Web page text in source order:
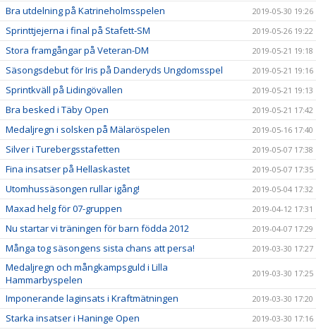
Bra utdelning på Katrineholmsspelen 2019-05-30 19:26
Sprinttjejerna i final på Stafett-SM 2019-05-26 19:22
Stora framgångar på Veteran-DM 2019-05-21 19:18
Säsongsdebut för Iris på Danderyds Ungdomsspel 2019-05-21 19:16
Sprintkväll på Lidingövallen 2019-05-21 19:13
Bra besked i Täby Open 2019-05-21 17:42
Medaljregn i solsken på Mälaröspelen 2019-05-16 17:40
Silver i Turebergsstafetten 2019-05-07 17:38
Fina insatser på Hellaskastet 2019-05-07 17:35
Utomhussäsongen rullar igång! 2019-05-04 17:32
Maxad helg för 07-gruppen 2019-04-12 17:31
Nu startar vi träningen för barn födda 2012 2019-04-07 17:29
Många tog säsongens sista chans att persa! 2019-03-30 17:27
Medaljregn och mångkampsguld i Lilla
Hammarbyspelen
2019-03-30 17:25
Imponerande laginsats i Kraftmätningen 2019-03-30 17:20
Starka insatser i Haninge Open 2019-03-30 17:16